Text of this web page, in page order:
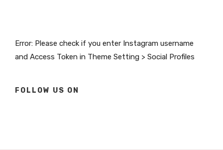
Error: Please check if you enter Instagram username
and Access Token in Theme Setting > Social Profiles
FOLLOW US ON